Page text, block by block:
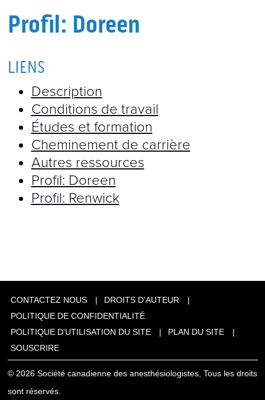
Profil: Doreen
LIENS
Description
Conditions de travail
Études et formation
Cheminement de carrière
Autres ressources
Profil: Doreen
Profil: Renwick
CONTACTEZ NOUS
DROITS D'AUTEUR
POLITIQUE DE CONFIDENTIALITÉ
POLITIQUE D'UTILISATION DU SITE
PLAN DU SITE
SOUSCRIRE
© 2026 Société canadienne des anesthésiologistes, Tous les droits
sont réservés.